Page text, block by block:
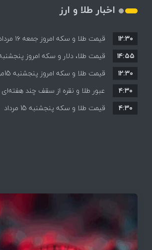
اخبار طلا و ارز
قیمت طلا و
قیمت ها+ جدول و جزییات
۱۲:۳۰
افزایش قیمت ها + جدول
۱۴:۵۵
قیمت ها بر مدار افزایش + جدول
۱۲:۳۰
عبور طلا و نقره از سقف چند هفته‌ای
۴:۳۰
قیمت طلا و سکه پنجشنبه 15 مرداد
۴:۳۰